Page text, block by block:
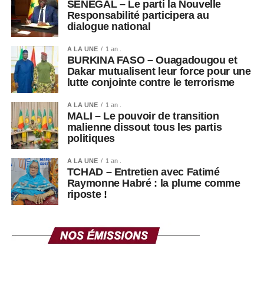
poursuivront sans interruption.
Cet épisode illustre néanmoins les fortes tensions
politiques persistantes en Guinée, où les appels à un
retour à un ordre constitutionnel pleinement démocratique
continuent d’alimenter le débat public.
SÉNÉGAL – Le parti la Nouvelle
Responsabilité participera au
dialogue national
A LA UNE 1 an .
BURKINA FASO – Ouagadougou et
Dakar mutualisent leur force pour une
lutte conjointe contre le terrorisme
A LA UNE 1 an .
MALI – Le pouvoir de transition
malienne dissout tous les partis
politiques
A LA UNE 1 an .
TCHAD – Entretien avec Fatimé
Raymonne Habré : la plume comme
riposte !